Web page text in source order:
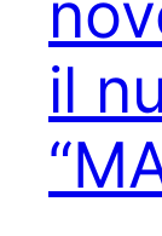
il